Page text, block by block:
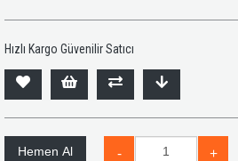
Hızlı Kargo Güvenilir Satıcı